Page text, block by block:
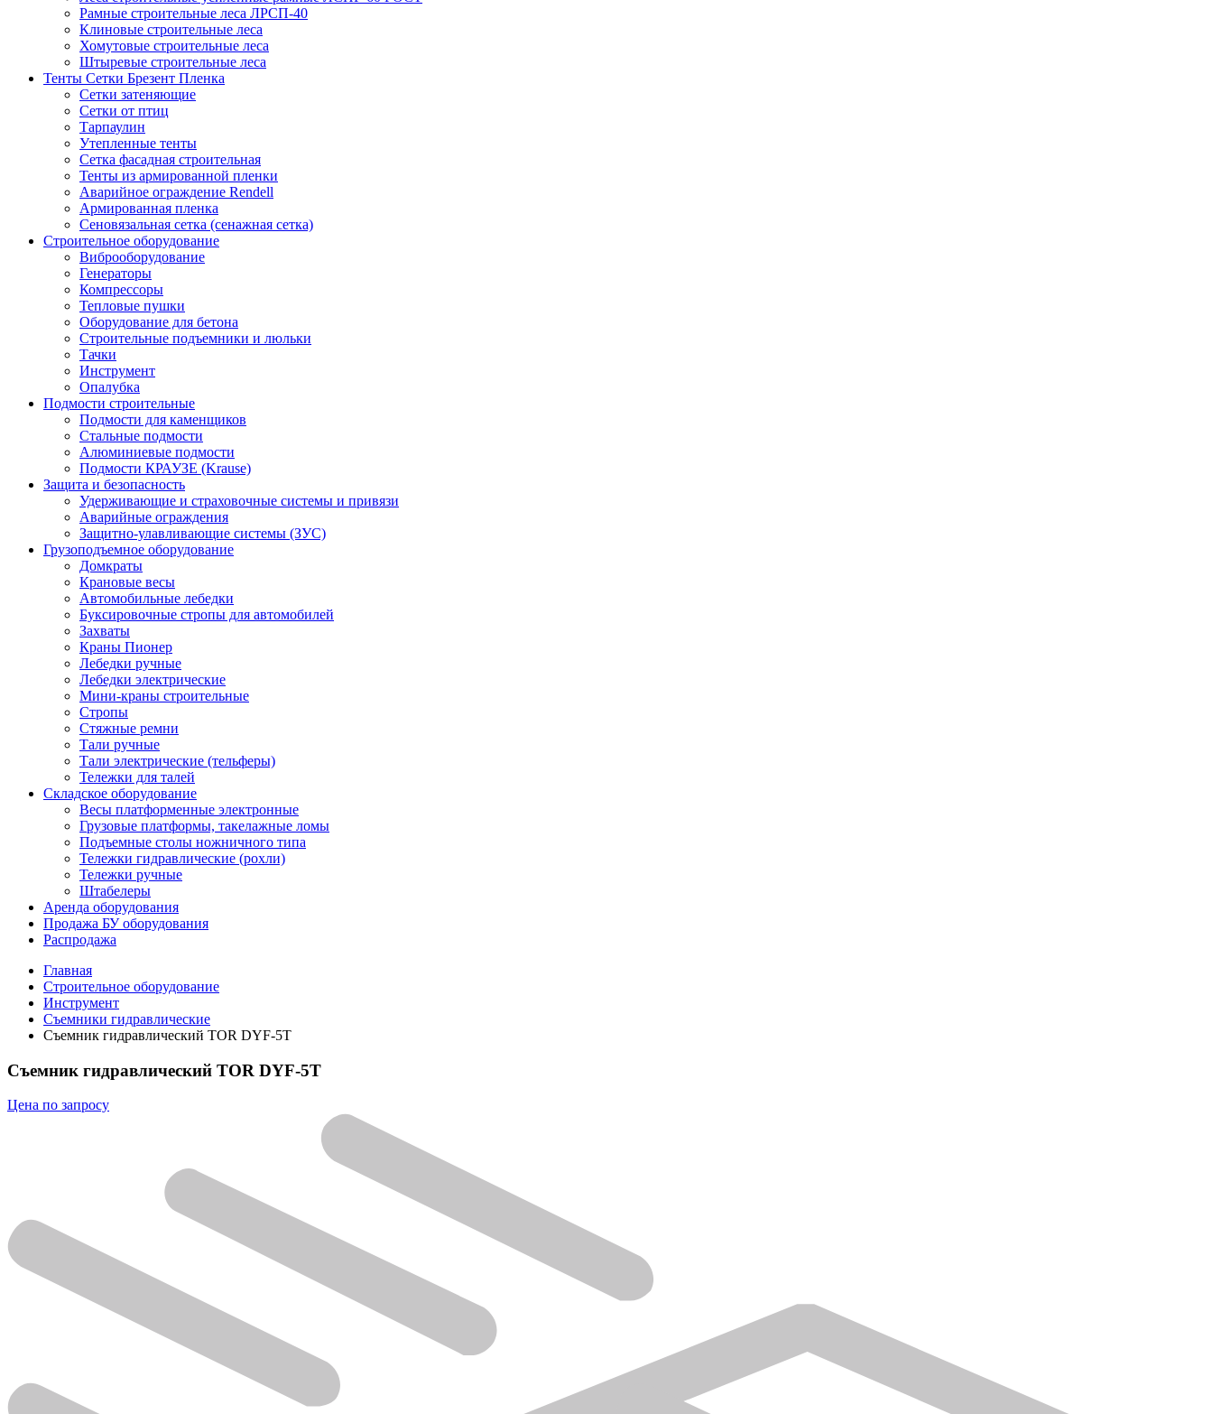
Рамные строительные леса ЛРСП-40
Клиновые строительные леса
Хомутовые строительные леса
Штыревые строительные леса
Тенты Сетки Брезент Пленка
Сетки затеняющие
Сетки от птиц
Тарпаулин
Утепленные тенты
Сетка фасадная строительная
Тенты из армированной пленки
Аварийное ограждение Rendell
Армированная пленка
Сеновязальная сетка (сенажная сетка)
Строительное оборудование
Виброоборудование
Генераторы
Компрессоры
Тепловые пушки
Оборудование для бетона
Строительные подъемники и люльки
Тачки
Инструмент
Опалубка
Подмости строительные
Подмости для каменщиков
Стальные подмости
Алюминиевые подмости
Подмости КРАУЗЕ (Krause)
Защита и безопасность
Удерживающие и страховочные системы и привязи
Аварийные ограждения
Защитно-улавливающие системы (ЗУС)
Грузоподъемное оборудование
Домкраты
Крановые весы
Автомобильные лебедки
Буксировочные стропы для автомобилей
Захваты
Краны Пионер
Лебедки ручные
Лебедки электрические
Мини-краны строительные
Стропы
Стяжные ремни
Тали ручные
Тали электрические (тельферы)
Тележки для талей
Складское оборудование
Весы платформенные электронные
Грузовые платформы, такелажные ломы
Подъемные столы ножничного типа
Тележки гидравлические (рохли)
Тележки ручные
Штабелеры
Аренда оборудования
Продажа БУ оборудования
Распродажа
Главная
Строительное оборудование
Инструмент
Съемники гидравлические
Съемник гидравлический TOR DYF-5T
Съемник гидравлический TOR DYF-5T
Цена по запросу